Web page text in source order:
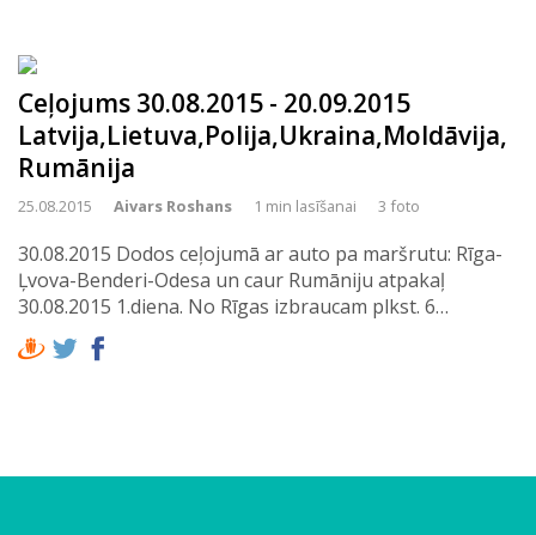
Ceļojums 30.08.2015 - 20.09.2015
Latvija,Lietuva,Polija,Ukraina,Moldāvija,
Rumānija
25.08.2015 Aivars Roshans 1 min lasīšanai 3 foto
30.08.2015 Dodos ceļojumā ar auto pa maršrutu: Rīga-
Ļvova-Benderi-Odesa un caur Rumāniju atpakaļ
30.08.2015 1.diena. No Rīgas izbraucam plkst. 6…